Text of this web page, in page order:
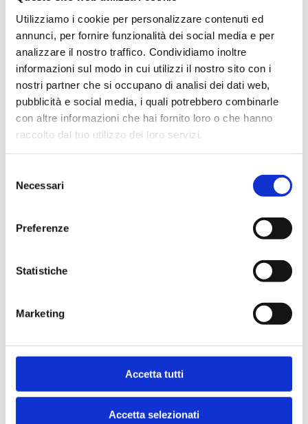
Utilizziamo i cookie per personalizzare contenuti ed
annunci, per fornire funzionalità dei social media e per
analizzare il nostro traffico. Condividiamo inoltre
informazioni sul modo in cui utilizzi il nostro sito con i
nostri partner che si occupano di analisi dei dati web,
pubblicità e social media, i quali potrebbero combinarle
con altre informazioni che hai fornito loro o che hanno
raccolto dal tuo utilizzo dei loro servizi.
delNecessari
Preferenze
Statistiche
Marketing
Accetta tutti
Accetta selezionati
e finanziarie nazionali e internazionali.
Attraverso la pubblicazione dei suoi articoli,Bancaria coniuga le
esigenze diricerca scientifica con quelle diinformazione e
aggiornamento
professionaleospitando studi e contributi
originali di accademici, esperienze e casi di eccellenza in
ambito bancario, finanziario e imprenditoriale, interventi sullo
scenario regolamentare nazionale e internazionale.
Con un taglio pratico e multidisciplinare, la rivista si rivolge a un
semestrali delle maggiori banche italiane e dei più importanti
gruppi bancari, offrendo un contributo esclusivo alla
Tutti gli abbonati riceveranno in tempo reale il Rapporto
mensile ABI sui mercati finanziari e creditizi elaborato
Accessibile dalla piattaforma
il servizio offre diversi
archivio storico: con oltre 1350 articoli pubblicati dal gennaio
evoluto: possibilità di ricercare per titolo,
fascicolo, autore, anno, jel code,abstract, keywords
liste di ricerca personalizzate